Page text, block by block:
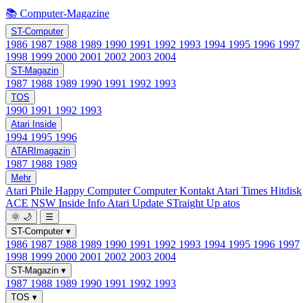
📚 Computer-Magazine
ST-Computer
1986 1987 1988 1989 1990 1991 1992 1993 1994 1995 1996 1997
1998 1999 2000 2001 2002 2003 2004
ST-Magazin
1987 1988 1989 1990 1991 1992 1993
TOS
1990 1991 1992 1993
Atari Inside
1994 1995 1996
ATARImagazin
1987 1988 1989
Mehr
Atari Phile Happy ComputerComputer Kontakt Atari Times Hitdisk
ACE NSW Inside Info Atari Update STraight Up atos
🌞 🌙
☰
ST-Computer ▾
1986 1987 1988 1989 1990 1991 1992 1993 1994 1995 1996 1997
1998 1999 2000 2001 2002 2003 2004
ST-Magazin ▾
1987 1988 1989 1990 1991 1992 1993
TOS ▾